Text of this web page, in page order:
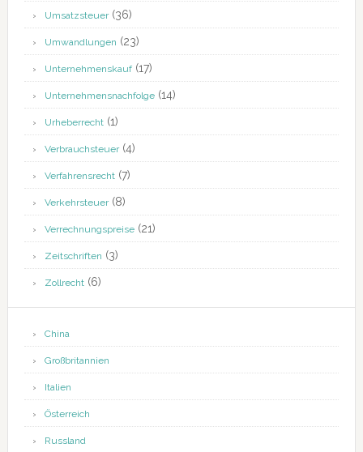
Umsatzsteuer(36)
Umwandlungen (23)
Unternehmenskauf(17)
Unternehmensnachfolge(14)
Urheberrecht(1)
Verbrauchsteuer(4)
Verfahrensrecht(7)
Verkehrsteuer(8)
Verrechnungspreise(21)
Zeitschriften (3)
Zollrecht(6)
China
Großbritannien
Italien
Österreich
Russland